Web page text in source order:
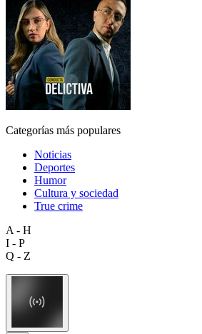
Categorías más populares
Noticias
Deportes
Humor
Cultura y sociedad
True crime
A - H
I - P
Q - Z